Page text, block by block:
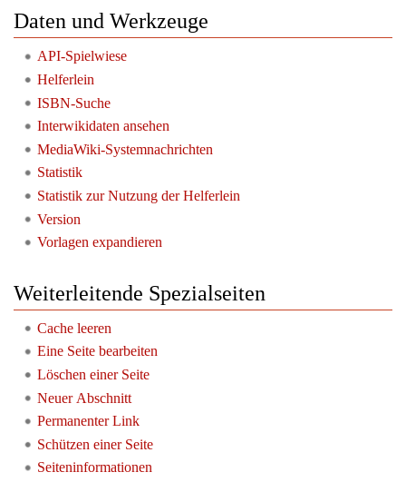
Daten und Werkzeuge
API-Spielwiese
Helferlein
ISBN-Suche
Interwikidaten ansehen
MediaWiki-Systemnachrichten
Statistik
Statistik zur Nutzung der Helferlein
Version
Vorlagen expandieren
Weiterleitende Spezialseiten
Cache leeren
Eine Seite bearbeiten
Löschen einer Seite
Neuer Abschnitt
Permanenter Link
Schützen einer Seite
Seiteninformationen